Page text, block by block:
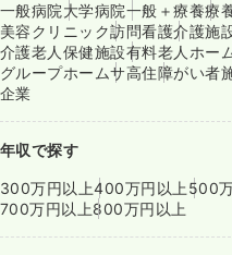
一般病院大学病院一般＋療養療
美容クリニック訪問看護介護施
介護老人保健施設有料老人ホー
グループホームサ高住障がい者
企業
年収で探す
300万円以上400万円以上 500
700万円以上800万円以上